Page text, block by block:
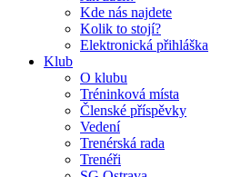
Kde nás najdete
Kolik to stojí?
Elektronická přihláška
Klub
O klubu
Tréninková místa
Členské příspěvky
Vedení
Trenérská rada
Trenéři